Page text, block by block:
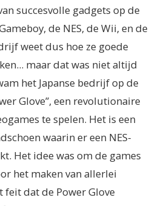
succesvolle gadgets op de
de NES, de Wii, en de
weet dus hoe ze goede
maar dat was niet altijd
het Japanse bedrijf op de
Glove”, een revolutionaire
te spelen. Het is een
waarin er een NES-
Het idee was om de games
het maken van allerlei
feit dat de Power Glove